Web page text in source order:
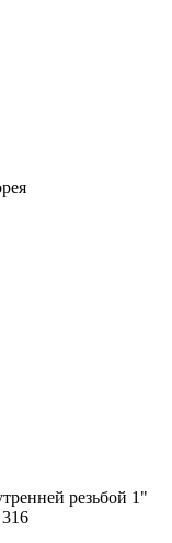
резьбой 1"